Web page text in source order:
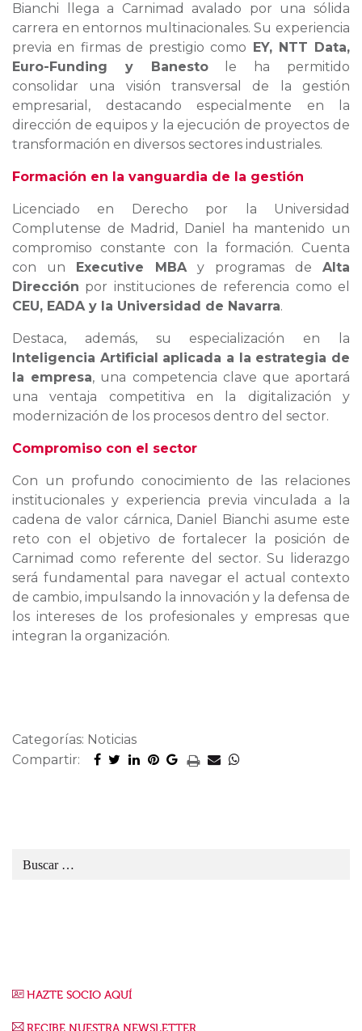
Bianchi llega a Carnimad avalado por una sólida
carrera en entornos multinacionales. Su experiencia
previa en firmas de prestigio como EY, NTT Data,
Euro-Funding y Banestole ha permitido
consolidar una visión transversal de la gestión
empresarial, destacando especialmente en la
dirección de equipos y la ejecución de proyectos de
transformación en diversos sectores industriales.
Formación en la vanguardia de la gestión
Licenciado en Derecho por la Universidad
Complutense de Madrid, Daniel ha mantenido un
compromiso constante con la formación. Cuenta
con un Executive MBAy programas de Alta
Dirección por instituciones de referencia como el
CEU, EADA y la Universidad de Navarra.
Destaca, además, su especialización en la
Inteligencia Artificial aplicada a la estrategia de
la empresa, una competencia clave que aportará
una ventaja competitiva en la digitalización y
modernización de los procesos dentro del sector.
Compromiso con el sector
Con un profundo conocimiento de las relaciones
institucionales y experiencia previa vinculada a la
cadena de valor cárnica, Daniel Bianchi asume este
reto con el objetivo de fortalecer la posición de
Carnimad como referente del sector. Su liderazgo
será fundamental para navegar el actual contexto
de cambio, impulsando la innovación y la defensa de
los intereses de los profesionales y empresas que
integran la organización.
Categorías: Noticias
Compartir:
HAZTE SOCIO AQUÍ
RECIBE NUESTRA NEWSLETTER